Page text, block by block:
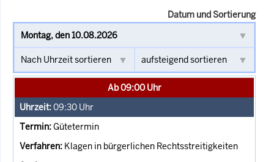
Datum und Sortierung
Ab 09:00 Uhr
09:30 Uhr
Gütetermin
Klagen in bürgerlichen Rechtsstreitigkeiten